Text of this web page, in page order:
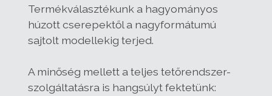
Termékválasztékunk a hagyományos
húzott cserepektől a nagyformátumú
sajtolt modellekig terjed.
A minőség mellett a teljes tetőrendszer-
szolgáltatásra is hangsúlyt fektetünk: